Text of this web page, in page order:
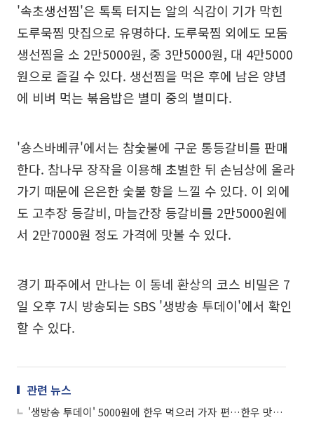
'속초생선찜'은 톡톡 터지는 알의 식감이 기가 막힌
도루묵찜 맛집으로 유명하다. 도루묵찜 외에도 모둠
생선찜을 소 2만5000원, 중 3만5000원, 대 4만5000
원으로 즐길 수 있다. 생선찜을 먹은 후에 남은 양념
에 비벼 먹는 볶음밥은 별미 중의 별미다.
'숑스바베큐'에서는 참숯불에 구운 통등갈비를 판매
한다. 참나무 장작을 이용해 초벌한 뒤 손님상에 올라
가기 때문에 은은한 숯불 향을 느낄 수 있다. 이 외에
도 고추장 등갈비, 마늘간장 등갈비를 2만5000원에
서 2만7000원 정도 가격에 맛볼 수 있다.
경기 파주에서 만나는 이 동네 환상의 코스 비밀은 7
일 오후 7시 방송되는 SBS '생방송 투데이'에서 확인
할 수 있다.
관련 뉴스
'생방송 투데이' 5000원에 한우 먹으러 가자 편…한우 맛집 '한우실비식당' 위치는?